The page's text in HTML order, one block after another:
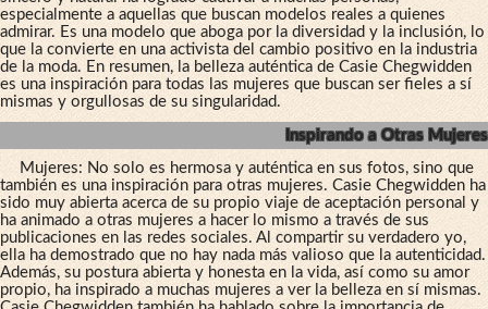
especialmente a aquellas que buscan modelos reales a quienes
admirar. Es una modelo que aboga por la diversidad y la inclusión, lo
que la convierte en una activista del cambio positivo en la industria
de la moda. En resumen, la belleza auténtica de Casie Chegwidden
es una inspiración para todas las mujeres que buscan ser fieles a sí
mismas y orgullosas de su singularidad.
Inspirando a Otras Mujeres
Mujeres: No solo es hermosa y auténtica en sus fotos, sino que
también es una inspiración para otras mujeres. Casie Chegwidden ha
sido muy abierta acerca de su propio viaje de aceptación personal y
ha animado a otras mujeres a hacer lo mismo a través de sus
publicaciones en las redes sociales. Al compartir su verdadero yo,
ella ha demostrado que no hay nada más valioso que la autenticidad.
Además, su postura abierta y honesta en la vida, así como su amor
propio, ha inspirado a muchas mujeres a ver la belleza en sí mismas.